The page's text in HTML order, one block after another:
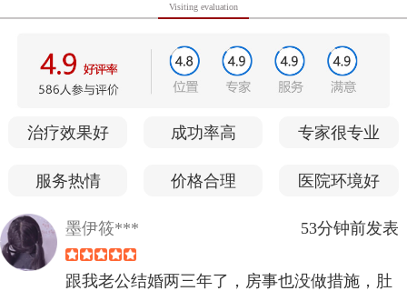
Visiting evaluation
治疗效果好 成功率高 专家很专业
服务热情 价格合理 医院环境好
墨伊筱*** 53分钟前发表
跟我老公结婚两三年了，房事也没做措施，肚